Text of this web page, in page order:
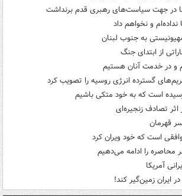
ما در جهت سیاست‌های رهبری قدم برنداشت
و نخواهم داد
به جنوب لبنان
و در خدمت آنان هستیم
گسترده انرژی روسیه را تصویب کرد
است که به خود متکی باشیم
قهرمان
است که خود ویران کرد
محاصره را ادامه می‌دهیم
آمریکا
ایران زمین‌گیر کند!